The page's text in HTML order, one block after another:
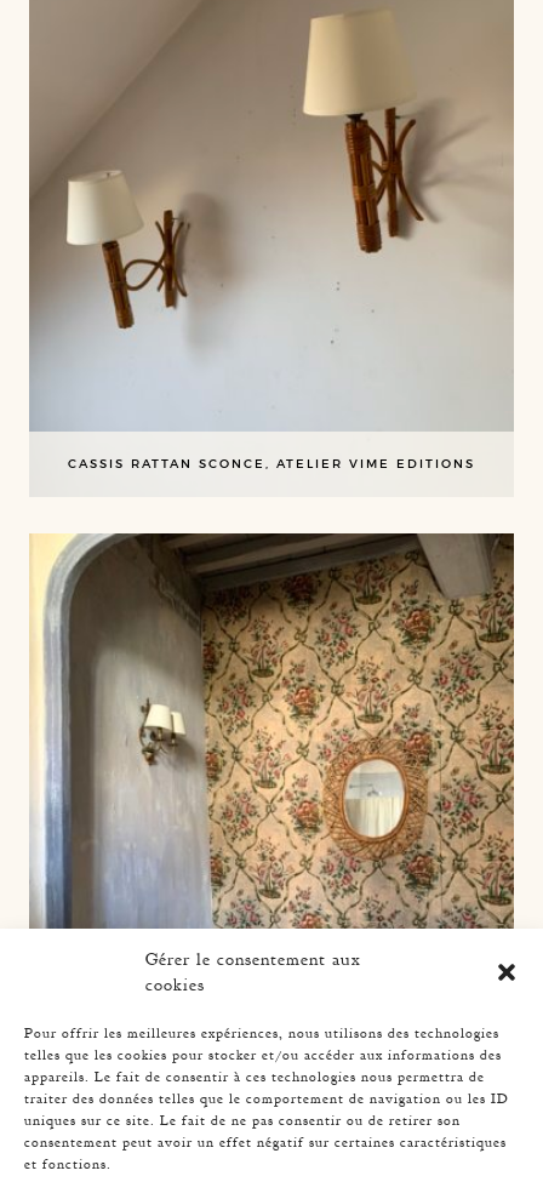
Gérer le consentement aux
cookies
Pour offrir les meilleures expériences, nous utilisons des technologies
telles que les cookies pour stocker et/ou accéder aux informations des
appareils. Le fait de consentir à ces technologies nous permettra de
traiter des données telles que le comportement de navigation ou les ID
uniques sur ce site. Le fait de ne pas consentir ou de retirer son
consentement peut avoir un effet négatif sur certaines caractéristiques
et fonctions.
CASSIS RATTAN SCONCE, ATELIER VIME EDITIONS
RATTAN MIRROR, ITALY